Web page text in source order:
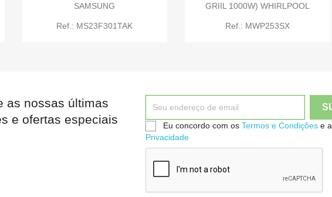
SAMSUNG
Ref.: MS23F301TAK
 Quick view
GRIIL 1000W) WHIRLPOOL
Ref.: MWP253SX

as nossas últimas
e ofertas especiais
Eu concordo com osTermos e Condições e a
Privacidade